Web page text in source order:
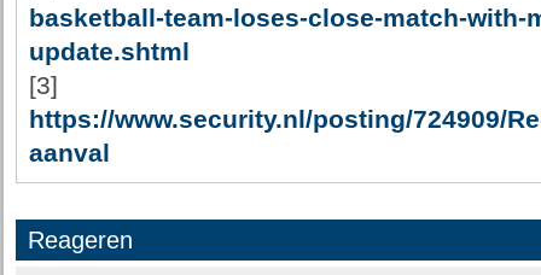
basketball-team-loses-close-match-with-
update.shtml
[3]
https://www.security.nl/posting/724909/
aanval
Reageren